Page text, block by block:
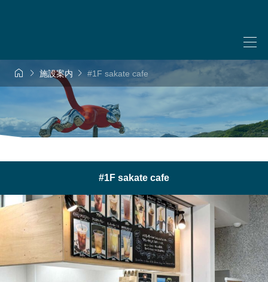
  施設案内 #1F sakate cafe
#1F sakate cafe